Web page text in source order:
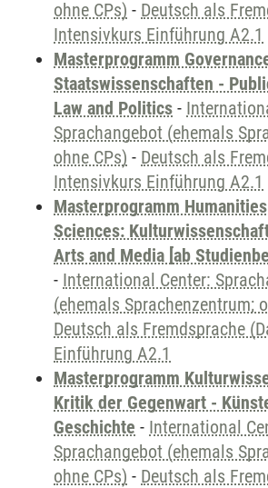
ohne CPs) - Deutsch als
Intensivkurs Einführung A2.1
Masterprogramm
Staatswissenschaften -
Law and Politics -
Sprachangebot (ehemals
ohne CPs) - Deutsch als
Intensivkurs Einführung A2.1
Masterprogramm
Sciences:
Arts and Media [ab
- International Center:
(ehemals Sprachenzentrum;
Deutsch als Fremdsprache
Einführung A2.1
Masterprogramm
Kritik der Gegenwart -
Geschichte - International
Sprachangebot (ehemals
ohne CPs) - Deutsch als